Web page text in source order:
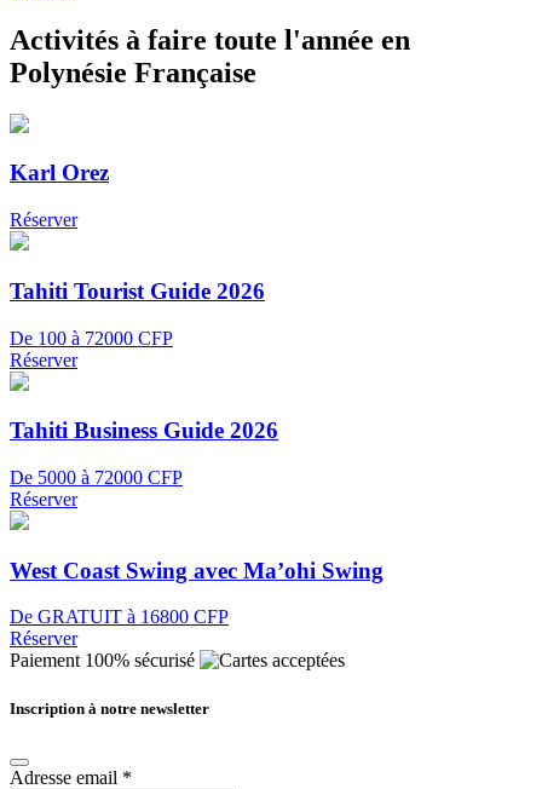
Activités à faire toute l'année en
Polynésie Française
Karl Orez
Réserver
Tahiti Tourist Guide 2026
De 100 à 72000 CFP
Réserver
Tahiti Business Guide 2026
De 5000 à 72000 CFP
Réserver
West Coast Swing avec Ma’ohi Swing
De GRATUIT à 16800 CFP
Réserver
Paiement 100% sécurisé
Inscription à notre newsletter
Adresse email *